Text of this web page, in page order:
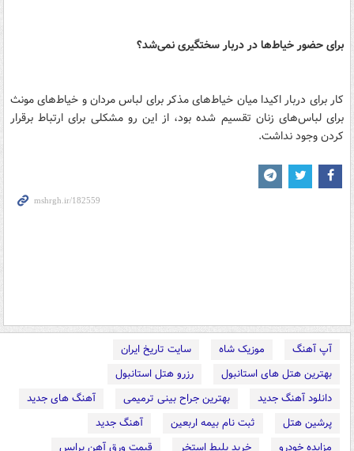
برای حضور خیاط‌ها در دربار سختگیری نمی‌شد؟
کار برای دربار اکیدا میان خیاط‌های مذکر برای لباس مردان و خیاط‌های مونث
برای لباس‌های زنان تقسیم شده بود، از این رو مشکلی برای ارتباط برقرار
کردن وجود نداشت.
آپ آهنگ موزیک شاه
سایت تاریخ ایران
بهترین هتل های استانبول
رزرو هتل استانبول
دانلود آهنگ جدید
بهترین جراح بینی ترمیمی
آهنگ های جدید
پرشین هتل
ثبت نام بیمه اربعین
آهنگ جدید
مزایده خودرو
خرید بلیط استخر
قیمت ورق آهن پرایس